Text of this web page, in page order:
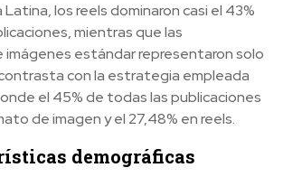
los reels dominaron casi el 43%
mientras que las
imágenes estándar representaron solo
con la estrategia empleada
el 45% de todas las publicaciones
de imagen y el 27,48% en reels.
demográficas